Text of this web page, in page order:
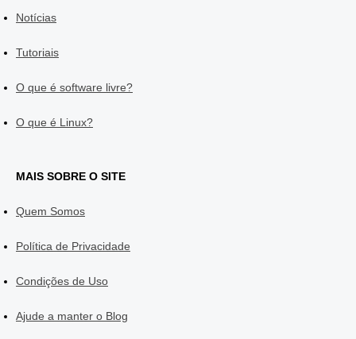
Notícias
Tutoriais
O que é software livre?
O que é Linux?
MAIS SOBRE O SITE
Quem Somos
Política de Privacidade
Condições de Uso
Ajude a manter o Blog